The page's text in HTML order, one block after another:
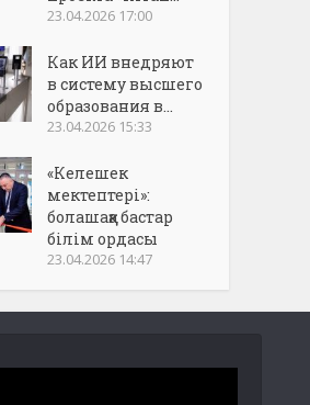
23.04.2026 17:00
Как ИИ внедряют
в систему высшего
образования в...
23.04.2026 15:33
«Келешек
мектептері»:
болашаққа бастар
білім ордасы
23.04.2026 14:47